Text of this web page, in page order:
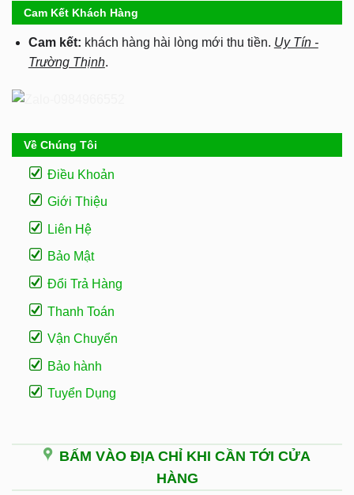
Cam Kết Khách Hàng
Cam kết: khách hàng hài lòng mới thu tiền. Uy Tín -
Trường Thịnh.
Về Chúng Tôi
Điều Khoản
Giới Thiệu
Liên Hệ
Bảo Mật
Đổi Trả Hàng
Thanh Toán
Vận Chuyển
Bảo hành
Tuyển Dụng
BẤM VÀO ĐỊA CHỈ KHI CẦN TỚI CỬA
HÀNG